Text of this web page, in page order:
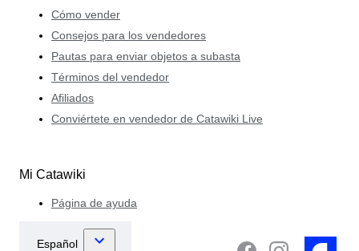
Cómo vender
Consejos para los vendedores
Pautas para enviar objetos a subasta
Términos del vendedor
Afiliados
Conviértete en vendedor de Catawiki Live
Mi Catawiki
Página de ayuda